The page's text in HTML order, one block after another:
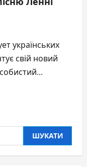
українських
свій новий